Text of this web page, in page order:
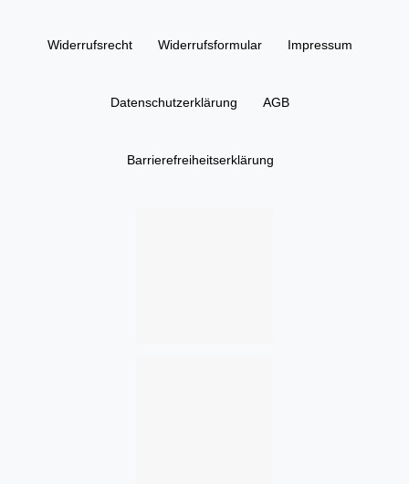
Widerrufs­recht Widerrufs­formular Impressum
Daten­schutz­erklärung AGB
Barrierefreiheitserklärung